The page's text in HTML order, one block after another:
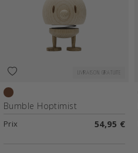
LIVRAISON GRATUITE
Chêne brut
Bumble Hoptimist
Prix 54,95 €